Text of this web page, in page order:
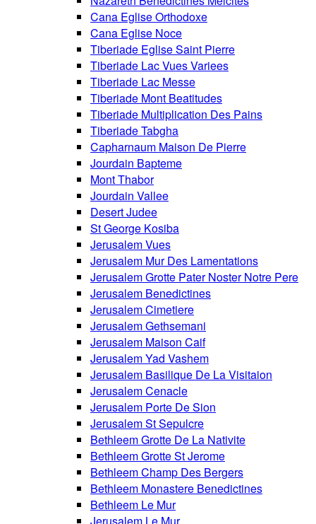
Cana Eglise Orthodoxe
Cana Eglise Noce
Tiberiade Eglise Saint Pierre
Tiberiade Lac Vues Variees
Tiberiade Lac Messe
Tiberiade Mont Beatitudes
Tiberiade Multiplication Des Pains
Tiberiade Tabgha
Capharnaum Maison De Pierre
Jourdain Bapteme
Mont Thabor
Jourdain Vallee
Desert Judee
St George Kosiba
Jerusalem Vues
Jerusalem Mur Des Lamentations
Jerusalem Grotte Pater Noster Notre Pere
Jerusalem Benedictines
Jerusalem Cimetiere
Jerusalem Gethsemani
Jerusalem Maison Caif
Jerusalem Yad Vashem
Jerusalem Basilique De La Visitaion
Jerusalem Cenacle
Jerusalem Porte De Sion
Jerusalem St Sepulcre
Bethleem Grotte De La Nativite
Bethleem Grotte St Jerome
Bethleem Champ Des Bergers
Bethleem Monastere Benedictines
Bethleem Le Mur